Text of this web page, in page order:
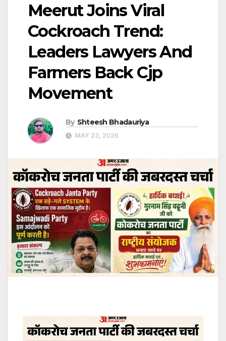
Meerut Joins Viral
Cockroach Trend:
Leaders Lawyers And
Farmers Back Cjp
Movement
By Shteesh Bhadauriya
MAY 23, 2026